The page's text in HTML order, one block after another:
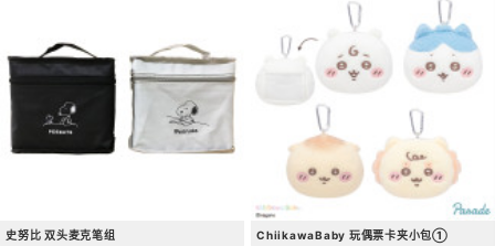
史努比 双头麦克笔组 ChiikawaBaby 玩偶票卡夹小包①